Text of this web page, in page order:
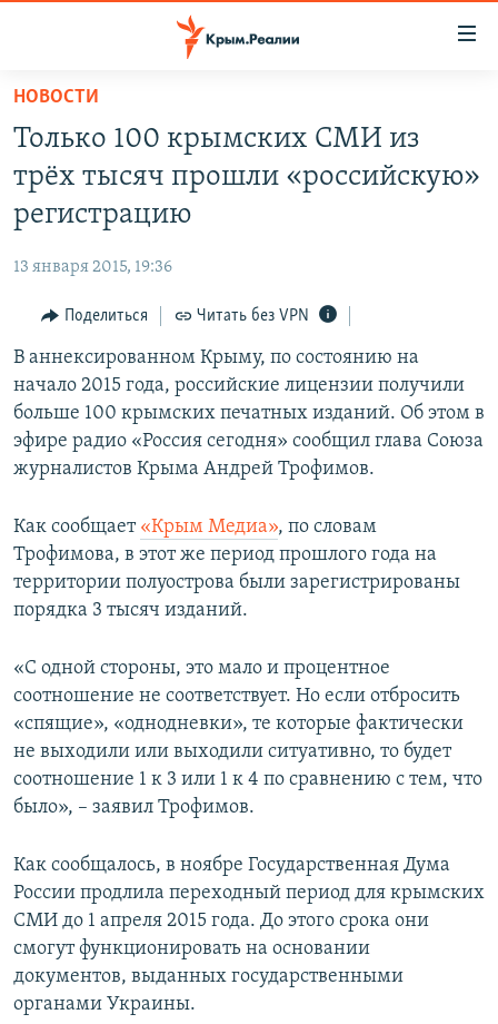
Вернуться
основному
содержанию
Вернутся
главной
навигации
Вернутся
поиску
11 ЛЕТ ОККУПАЦИИ КРЫМА. 11 ИСТОРИЙ СОПРОТИВЛЕНИЯ
ВОДА
ЕЩЕ
ИНТЕРАКТИВ
ИНФОГРАФИКА
ТЕЛЕПРОЕКТ КРЫМ.РЕАЛИИ
СОВЕТЫ ПРАВОЗАЩИТНИКОВ
ПРОПАВШИЕ БЕЗ ВЕСТИ
ПОБЕДИТЕЛЕЙ НЕ СУДЯТ?
КРЫМ.НЕПОКОРЕННЫЙ
РАДІО СВОБОДА
КАК ОБОЙТИ БЛОКИРОВКУ
Українською
Qırımtatar
ПРИСОЕДИНЯЙТЕСЬ!
Все сайты RFE/RL
НОВОСТИ
Только 100 крымских СМИ из
трёх тысяч прошли «российскую»
регистрацию
13 января 2015, 19:36
Поделиться Читать без VPN
В аннексированном Крыму, по состоянию на
начало 2015 года, российские лицензии получили
больше 100 крымских печатных изданий. Об этом в
эфире радио «Россия сегодня» сообщил глава Союза
журналистов Крыма Андрей Трофимов.
Как сообщает «Крым Медиа», по словам
Трофимова, в этот же период прошлого года на
территории полуострова были зарегистрированы
порядка 3 тысяч изданий.
«С одной стороны, это мало и процентное
соотношение не соответствует. Но если отбросить
«спящие», «однодневки», те которые фактически
не выходили или выходили ситуативно, то будет
соотношение 1 к 3 или 1 к 4 по сравнению с тем, что
было», – заявил Трофимов.
Как сообщалось, в ноябре Государственная Дума
России продлила переходный период для крымских
СМИ до 1 апреля 2015 года. До этого срока они
смогут функционировать на основании
документов, выданных государственными
органами Украины.